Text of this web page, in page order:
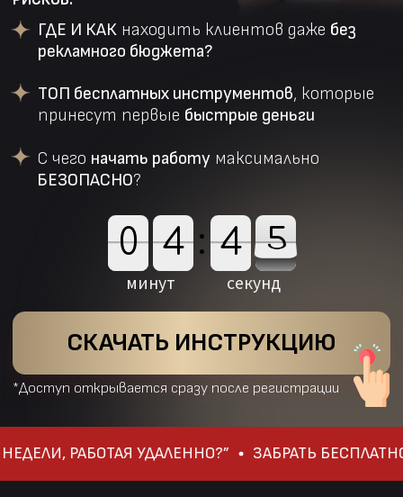
С чегоначать работу
БЕЗОПАСНО?
*Доступ открывается сразу после регистрации
минут
445
секунд
РАБОТАЯ УДАЛЕННО?” ЗАБРАТЬ БЕСПЛАТНО